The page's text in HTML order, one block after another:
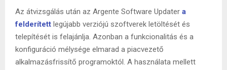
Az átvizsgálás után az Argente Software Updater a
felderített legújabb verziójú szoftverek letöltését és
telepítését is felajánlja. Azonban a funkcionalitás és a
konfiguráció mélysége elmarad a piacvezető
alkalmazásfrissítő programoktól. A használata mellett